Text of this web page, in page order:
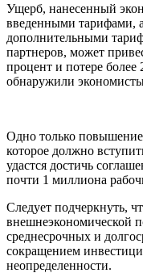
Ущерб, нанесенный
введенными тарифами,
дополнительными
партнеров, может
процент и потере
обнаружили
Одно только
которое должно
удастся достичь
почти 1 миллиона
Следует подчеркнуть,
внешнеэкономической
среднесрочных и
сокращением
неопределенности.